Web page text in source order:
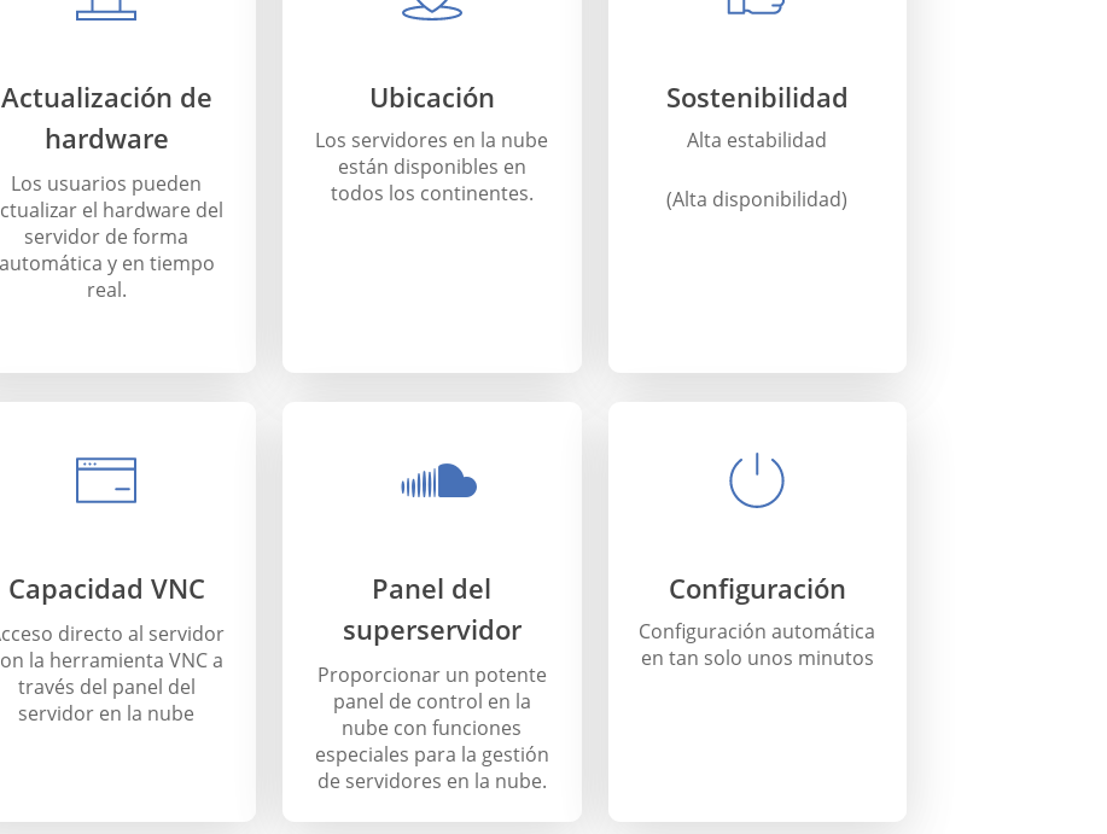
Actualización de
hardware
Los usuarios pueden
el hardware del
servidor de forma
automática y en tiempo
real.
Ubicación
Los servidores en la nube
están disponibles en
todos los continentes.
Sostenibilidad
Alta estabilidad
(Alta disponibilidad)
Capacidad VNC
directo al servidor
la herramienta VNC a
través del panel del
servidor en la nube
Panel del
superservidor
Proporcionar un potente
panel de control en la
nube con funciones
especiales para la gestión
de servidores en la nube.
Configuración
Configuración automática
en tan solo unos minutos